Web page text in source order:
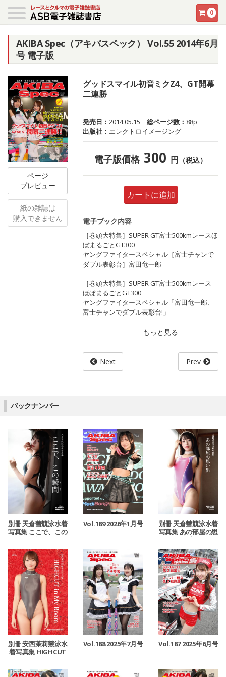
0
AKIBA Spec（アキバスペック） Vol.55 2014年6月
号 電子版
ページ
プレビュー
紙の雑誌は
購入できません
グッドスマイル初音ミクZ4、GT開幕
二連勝
発売日：2014.05.15 総ページ数： 88p
出版社： エレクトロイメージング
電子版価格 300 円 （税込）
カートに追加
電子ブック内容
［巻頭大特集］SUPER GT富士500kmレースほ
ぼまるごとGT300
ヤングファイタースペシャル［富士チャンで
ダブル表彰台］富田竜一郎
［巻頭大特集］SUPER GT富士500kmレース
ほぼまるごとGT300
ヤングファイタースペシャル「富田竜一郎、
富士チャンでダブル表彰台!」
Next Prev
バックナンバー
別冊 天倉彗競泳水着
写真集 ここで、この
瞬間
Vol.189 2026年1月号
別冊 天倉彗競泳水着
写真集 あの部屋の思
い出
別冊 安西茉莉競泳水
着写真集 HIGHCUT
Vol.188 2025年7月号 Vol.187 2025年6月号